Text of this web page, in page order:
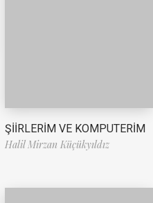
ŞİİRLERİM VE KOMPUTERİM
Halil Mirzan Küçükyıldız